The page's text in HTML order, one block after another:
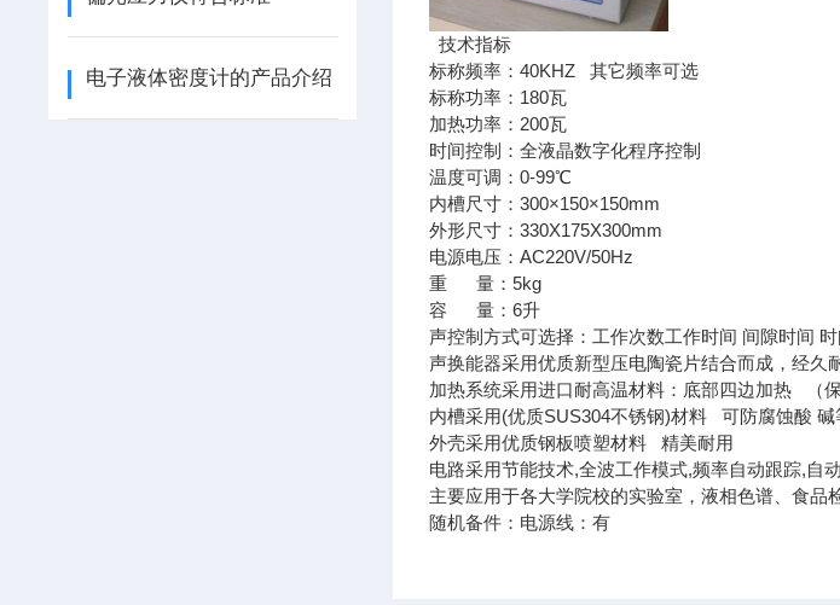
电子液体密度计的产品介绍
技术指标
标称频率：40KHZ 其它频率可选
标称功率：180瓦
加热功率：200瓦
时间控制：全液晶数字
温度可调：0-99℃
内槽尺寸：300×150×150mm
外形尺寸：330X175X300mm
电源电压：AC220V/50Hz
重 量：5kg
容 量：6升
声控制方式可选择：工作次数工作时间 间隙时间
声换能器采用优质新型压电陶瓷片结合而成，经久
加热系统采用进口耐高温材料：底部四边加热 （保
内槽采用(优质SUS304不锈钢)材料 可防腐蚀酸 碱
外壳采用优质钢板喷塑材料 精美耐用
电路采用节能技术,全波工作模式,频率自动跟踪,自
主要应用于各大学院校的实验室，液相色谱、食
随机备件：电源线：有